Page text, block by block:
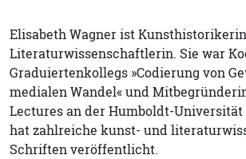
Elisabeth Wagner ist
Literaturwissenschaftlerin. Sie war
Graduiertenkollegs »Codierung von
medialen Wandel« und
Lectures an der Humboldt-Universität
hat zahlreiche kunst- und
Schriften veröffentlicht.